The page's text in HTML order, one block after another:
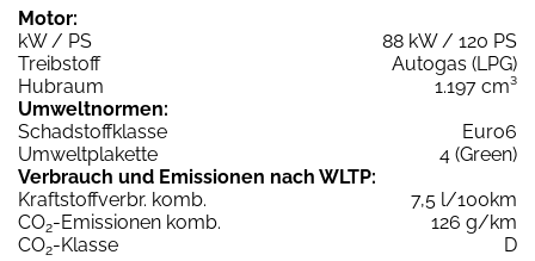
Motor:
kW / PS
88 kW / 120 PS
Treibstoff
Autogas (LPG)
Hubraum
1.197 cm³
Umweltnormen:
Schadstoffklasse
Euro6
Umweltplakette
4 (Green)
Verbrauch und Emissionen nach WLTP:
Kraftstoffverbr. komb.
7,5 l/100km
CO2-Emissionen komb.
126 g/km
CO2-Klasse
D